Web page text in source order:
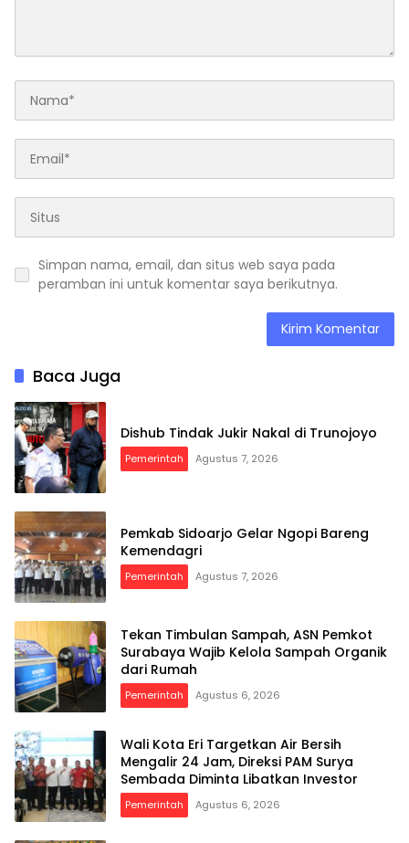
Simpan nama, email, dan situs web saya pada
peramban ini untuk komentar saya berikutnya.
Baca Juga
Dishub Tindak Jukir Nakal di Trunojoyo
Pemerintah Agustus 7, 2026
Pemkab Sidoarjo Gelar Ngopi Bareng
Kemendagri
Pemerintah Agustus 7, 2026
Tekan Timbulan Sampah, ASN Pemkot
Surabaya Wajib Kelola Sampah Organik
dari Rumah
Pemerintah Agustus 6, 2026
Wali Kota Eri Targetkan Air Bersih
Mengalir 24 Jam, Direksi PAM Surya
Sembada Diminta Libatkan Investor
Pemerintah Agustus 6, 2026